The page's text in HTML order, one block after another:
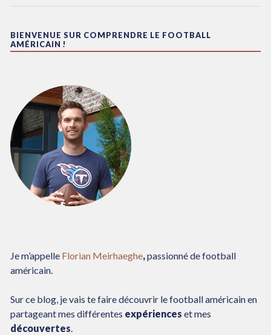
BIENVENUE SUR COMPRENDRE LE FOOTBALL
AMÉRICAIN !
Je m’appelle Florian Meirhaeghe,passionné de football
américain.
Sur ce blog, je vais te faire découvrir le football américain en
partageant mes différentes expériences et mes
découvertes.